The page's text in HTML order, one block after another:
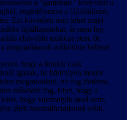
a “gamedata” könyvtárt a
engedélyezve a fájlfelülírást,
Ezt követően nem lehet majd
fájlállapotokat, és nem fog
eltávolító eszköze sem, de
magyarításnak működnie kellene.
hogy a fentiek csak
igazak, ha bármilyen modot
megmondani, mi fog történni.
működni fog, lehet, hogy a
hogy valamelyik mod nem,
játék használhatatlanná válik.